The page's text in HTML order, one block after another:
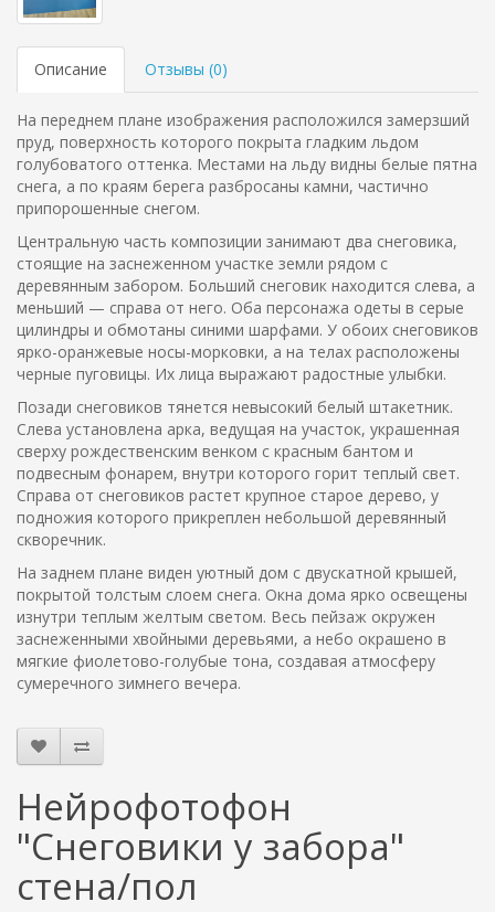
Описание Отзывы (0)
На переднем плане изображения расположился замерзший
пруд, поверхность которого покрыта гладким льдом
голубоватого оттенка. Местами на льду видны белые пятна
снега, а по краям берега разбросаны камни, частично
припорошенные снегом.
Центральную часть композиции занимают два снеговика,
стоящие на заснеженном участке земли рядом с
деревянным забором. Больший снеговик находится слева, а
меньший — справа от него. Оба персонажа одеты в серые
цилиндры и обмотаны синими шарфами. У обоих снеговиков
ярко-оранжевые носы-морковки, а на телах расположены
черные пуговицы. Их лица выражают радостные улыбки.
Позади снеговиков тянется невысокий белый штакетник.
Слева установлена арка, ведущая на участок, украшенная
сверху рождественским венком с красным бантом и
подвесным фонарем, внутри которого горит теплый свет.
Справа от снеговиков растет крупное старое дерево, у
подножия которого прикреплен небольшой деревянный
скворечник.
На заднем плане виден уютный дом с двускатной крышей,
покрытой толстым слоем снега. Окна дома ярко освещены
изнутри теплым желтым светом. Весь пейзаж окружен
заснеженными хвойными деревьями, а небо окрашено в
мягкие фиолетово-голубые тона, создавая атмосферу
сумеречного зимнего вечера.
Нейрофотофон
"Снеговики у забора"
стена/пол